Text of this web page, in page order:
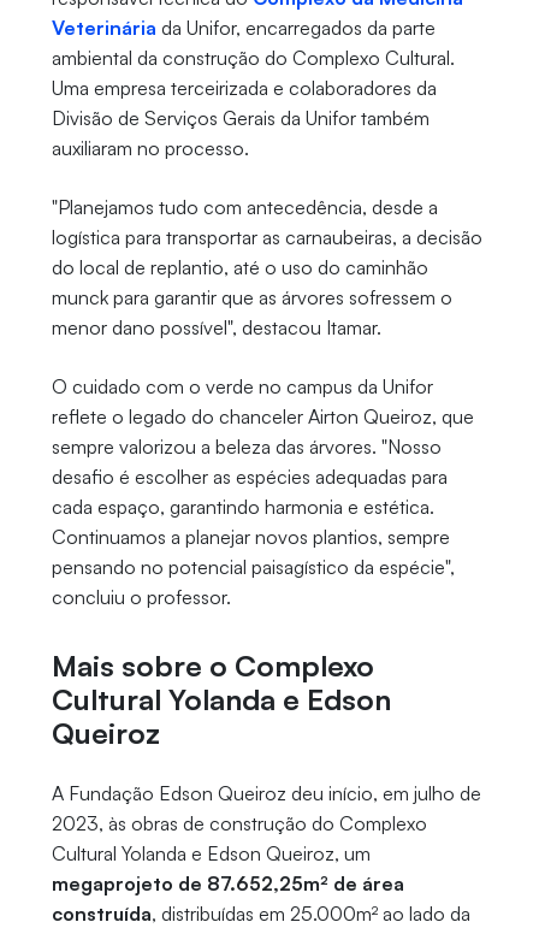
Veterinária da Unifor, encarregados da parte
ambiental da construção do Complexo Cultural.
Uma empresa terceirizada e colaboradores da
Divisão de Serviços Gerais da Unifor também
auxiliaram no processo.
"Planejamos tudo com antecedência, desde a
logística para transportar as carnaubeiras, a decisão
do local de replantio, até o uso do caminhão
munck para garantir que as árvores sofressem o
menor dano possível", destacou Itamar.
O cuidado com o verde no campus da Unifor
reflete o legado do chanceler Airton Queiroz, que
sempre valorizou a beleza das árvores. "Nosso
desafio é escolher as espécies adequadas para
cada espaço, garantindo harmonia e estética.
Continuamos a planejar novos plantios, sempre
pensando no potencial paisagístico da espécie",
concluiu o professor.
Mais sobre o Complexo
Cultural Yolanda e Edson
Queiroz
A Fundação Edson Queiroz deu início, em julho de
2023, às obras de construção do Complexo
Cultural Yolanda e Edson Queiroz, um
megaprojeto de 87.652,25m² de área
construída, distribuídas em 25.000m² ao lado da